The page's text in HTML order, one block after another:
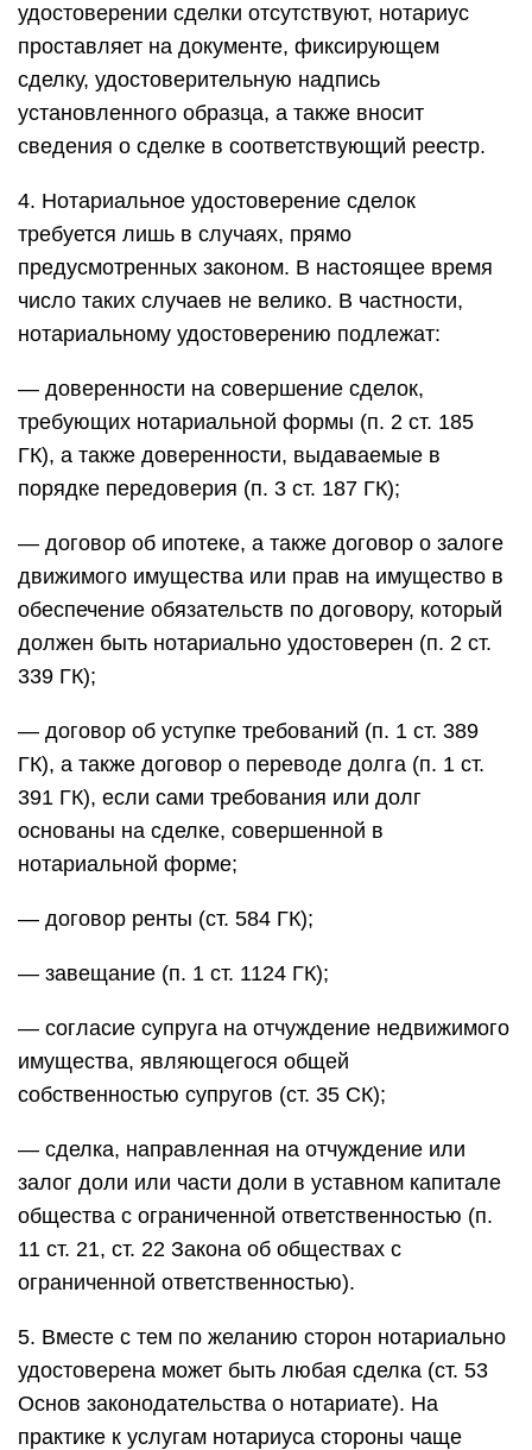
удостоверении сделки отсутствуют, нотариус
проставляет на документе, фиксирующем
сделку, удостоверительную надпись
установленного образца, а также вносит
сведения о сделке в соответствующий реестр.
4. Нотариальное удостоверение сделок
требуется лишь в случаях, прямо
предусмотренных законом. В настоящее время
число таких случаев не велико. В частности,
нотариальному удостоверению подлежат:
— доверенности на совершение сделок,
требующих нотариальной формы (п. 2 ст. 185
ГК), а также доверенности, выдаваемые в
порядке передоверия (п. 3 ст. 187 ГК);
— договор об ипотеке, а также договор о залоге
движимого имущества или прав на имущество в
обеспечение обязательств по договору, который
должен быть нотариально удостоверен (п. 2 ст.
339 ГК);
— договор об уступке требований (п. 1 ст. 389
ГК), а также договор о переводе долга (п. 1 ст.
391 ГК), если сами требования или долг
основаны на сделке, совершенной в
нотариальной форме;
— договор ренты (ст. 584 ГК);
— завещание (п. 1 ст. 1124 ГК);
— согласие супруга на отчуждение недвижимого
имущества, являющегося общей
собственностью супругов (ст. 35 СК);
— сделка, направленная на отчуждение или
залог доли или части доли в уставном капитале
общества с ограниченной ответственностью (п.
11 ст. 21, ст. 22 Закона об обществах с
ограниченной ответственностью).
5. Вместе с тем по желанию сторон нотариально
удостоверена может быть любая сделка (ст. 53
Основ законодательства о нотариате). На
практике к услугам нотариуса стороны чаще